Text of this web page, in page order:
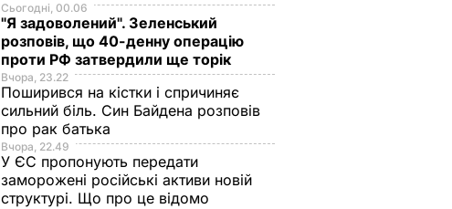
Сьогодні, 00.06
"Я задоволений". Зеленський
розповів, що 40-денну операцію
проти РФ затвердили ще торік
Вчора, 23.22
Поширився на кістки і спричиняє
сильний біль. Син Байдена розповів
про рак батька
Вчора, 22.49
У ЄС пропонують передати
заморожені російські активи новій
структурі. Що про це відомо